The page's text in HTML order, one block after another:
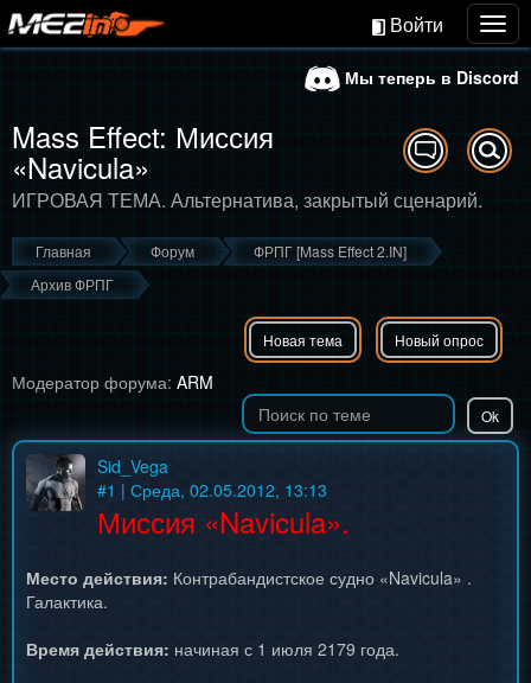
Войти
Мы теперь в Discord
Mass Effect: Миссия
«Navicula»
ИГРОВАЯ ТЕМА. Альтернатива, закрытый сценарий.
Главная Форум
ФРПГ [Mass Effect 2.IN]
Архив ФРПГ
Новая тема Новый опрос
Модератор форума: ARM
Sid_Vega
#1 | Среда, 02.05.2012, 13:13
Миссия «Navicula».
Место действия: Контрабандистское судно «Navicula» .
Галактика.
Время действия: начиная с 1 июля 2179 года.